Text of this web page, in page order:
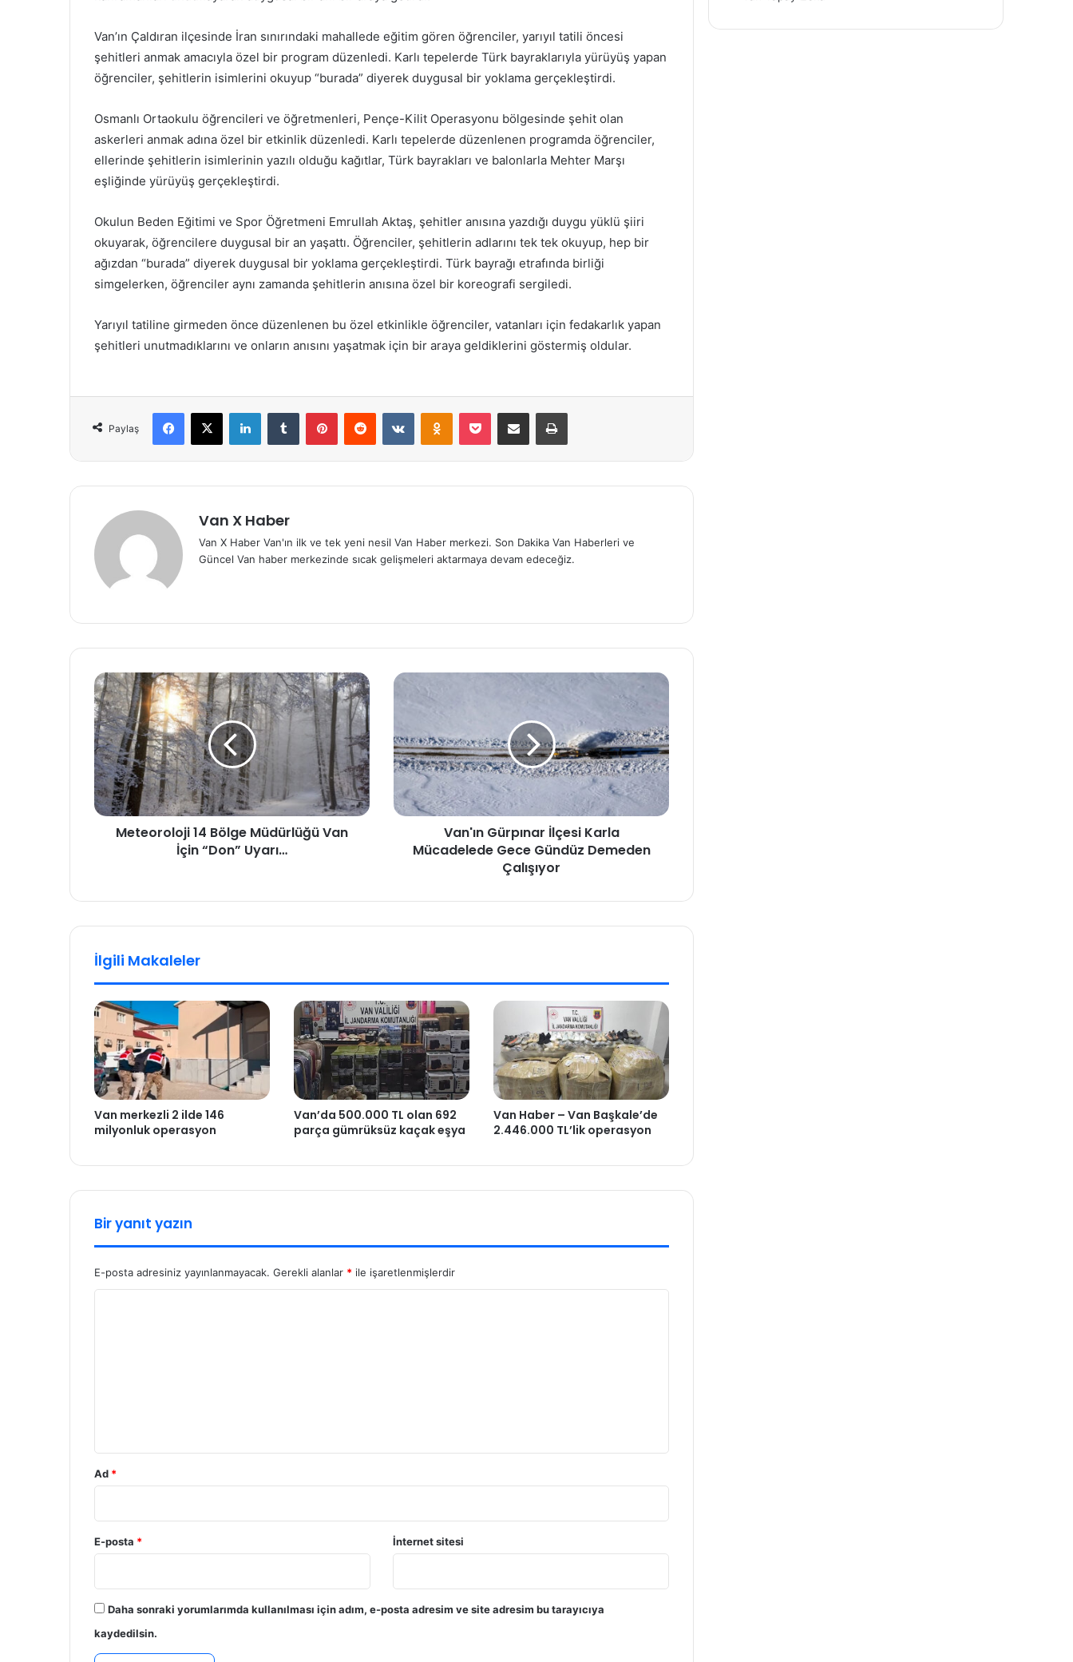
Van’ın Çaldıran ilçesinde İran sınırındaki mahallede eğitim gören öğrenciler, yarıyıl tatili öncesi
şehitleri anmak amacıyla özel bir program düzenledi. Karlı tepelerde Türk bayraklarıyla yürüyüş yapan
öğrenciler, şehitlerin isimlerini okuyup “burada” diyerek duygusal bir yoklama gerçekleştirdi.
Osmanlı Ortaokulu öğrencileri ve öğretmenleri, Pençe-Kilit Operasyonu bölgesinde şehit olan
askerleri anmak adına özel bir etkinlik düzenledi. Karlı tepelerde düzenlenen programda öğrenciler,
ellerinde şehitlerin isimlerinin yazılı olduğu kağıtlar, Türk bayrakları ve balonlarla Mehter Marşı
eşliğinde yürüyüş gerçekleştirdi.
Okulun Beden Eğitimi ve Spor Öğretmeni Emrullah Aktaş, şehitler anısına yazdığı duygu yüklü şiiri
okuyarak, öğrencilere duygusal bir an yaşattı. Öğrenciler, şehitlerin adlarını tek tek okuyup, hep bir
ağızdan “burada” diyerek duygusal bir yoklama gerçekleştirdi. Türk bayrağı etrafında birliği
simgelerken, öğrenciler aynı zamanda şehitlerin anısına özel bir koreografi sergiledi.
Yarıyıl tatiline girmeden önce düzenlenen bu özel etkinlikle öğrenciler, vatanları için fedakarlık yapan
şehitleri unutmadıklarını ve onların anısını yaşatmak için bir araya geldiklerini göstermiş oldular.
Paylaş
Facebook
X LinkedInTumblr PinterestReddit VKontakteOdnoklassniki
Pocket E-Posta ile paylaş Yazdır
Van X Haber
Van X Haber Van'ın ilk ve tek yeni nesil Van Haber merkezi. Son Dakika Van Haberleri ve
Güncel Van haber merkezinde sıcak gelişmeleri aktarmaya devam edeceğiz.
Meteoroloji 14 Bölge Müdürlüğü Van
İçin “Don” Uyarı…
Van'ın Gürpınar İlçesi Karla
Mücadelede Gece Gündüz Demeden
Çalışıyor
İlgili Makaleler
Van merkezli 2 ilde 146
milyonluk operasyon
Van’da 500.000 TL olan 692
parça gümrüksüz kaçak eşya
Van Haber – Van Başkale’de
2.446.000 TL’lik operasyon
Bir yanıt yazın
E-posta adresiniz yayınlanmayacak. Gerekli alanlar * ile işaretlenmişlerdir
Ad *
E-posta * İnternet sitesi
Daha sonraki yorumlarımda kullanılması için adım, e-posta adresim ve site adresim bu tarayıcıya
kaydedilsin.